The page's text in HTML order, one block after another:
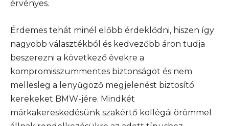
érvényes.
Érdemes tehát minél előbb érdeklődni, hiszen így
nagyobb választékból és kedvezőbb áron tudja
beszerezni a következő évekre a
kompromisszummentes biztonságot és nem
mellesleg a lenyűgöző megjelenést biztosító
kerekeket BMW-jére. Mindkét
márkakereskedésünk szakértő kollégái örömmel